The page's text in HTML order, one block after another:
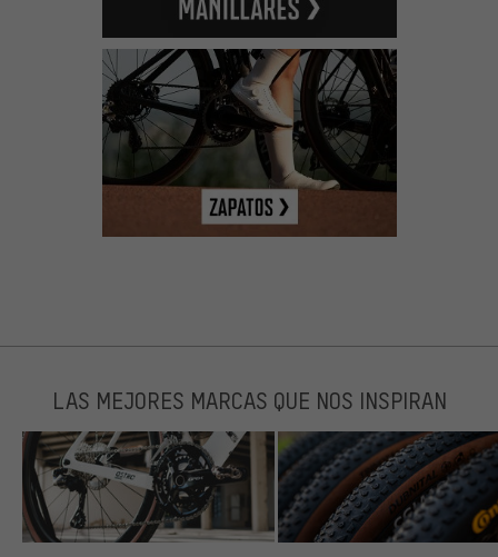
LAS MEJORES MARCAS QUE NOS INSPIRAN